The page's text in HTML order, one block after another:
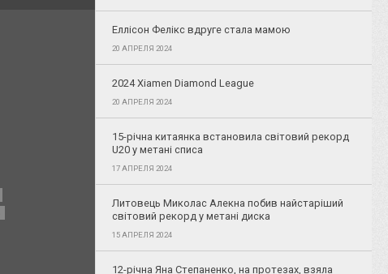
Еллісон Фелікс вдруге стала мамою
20 АПРЕЛЯ 2024
2024 Xiamen Diamond League
20 АПРЕЛЯ 2024
15-річна китаянка встановила світовий рекорд
U20 у метані списа
17 АПРЕЛЯ 2024
Литовець Миколас Алекна побив найстаріший
світовий рекорд у метані диска
15 АПРЕЛЯ 2024
12-річна Яна Степаненко, на протезах, взяла